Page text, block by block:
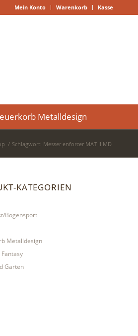
Mein Konto Warenkorb Kasse
Metalldesign
/ Schlagwort: Messer enforcer MAT II MD
KATEGORIEN
Bogensport
Metalldesign
Garten